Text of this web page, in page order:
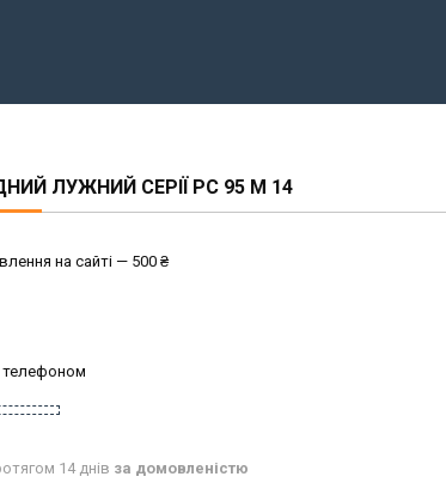
ЛУЖНИЙ СЕРІЇ РС 95 М 14
на сайті — 500 ₴
телефоном
14 днів за домовленістю